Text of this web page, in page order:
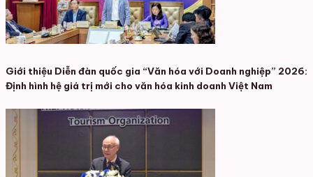
Giới thiệu Diễn đàn quốc gia “Văn hóa với Doanh nghiệp” 2026:
Định hình hệ giá trị mới cho văn hóa kinh doanh Việt Nam